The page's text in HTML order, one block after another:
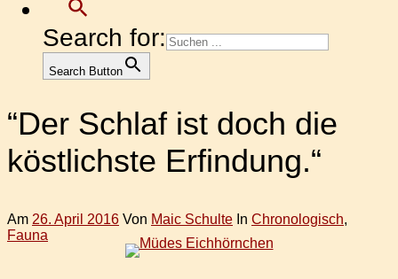
Search for:
Search Button
“Der Schlaf ist doch die
köstlichste Erfindung.“
Am 26. April 2016 Von Maic Schulte In Chronologisch,
Fauna